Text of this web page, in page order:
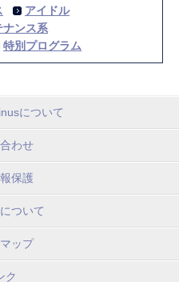
アイドル
ナンス系
特別プログラム
について
わせ
保護
ついて
ップ
ク